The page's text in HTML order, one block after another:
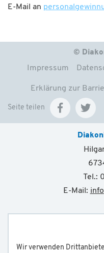
E-Mail an
©
Impressum
Erklärung zur
Seite teilen
Tel.:
E-Mail: info
Wir verwenden